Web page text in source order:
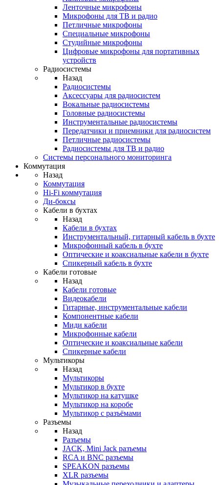
Ленточные микрофоны
Микрофоны для ТВ и радио
Петличные микрофоны
Специальные микрофоны
Студийные микрофоны
Цифровые микрофоны для портативных
устройств
Радиосистемы
Назад
Радиосистемы
Аксессуары для радиосистем
Вокальные радиосистемы
Головные радиосистемы
Инструментальные радиосистемы
Передатчики и приемники для радиосистем
Петличные радиосистемы
Радиосистемы для ТВ и радио
Системы персонального мониторинга
Коммутация
Назад
Коммутация
Hi-Fi коммутация
Ди-боксы
Кабели в бухтах
Назад
Кабели в бухтах
Инструментальный, гитарный кабель в бухте
Микрофонный кабель в бухте
Оптические и коаксиальные кабели в бухте
Спикерный кабель в бухте
Кабели готовые
Назад
Кабели готовые
Видеокабели
Гитарные, инструментальные кабели
Компонентные кабели
Миди кабели
Микрофонные кабели
Оптические и коаксиальные кабели
Спикерные кабели
Мультикоры
Назад
Мультикоры
Мультикор в бухте
Мультикор на катушке
Мультикор на коробе
Мультикор с разъёмами
Разъемы
Назад
Разъемы
JACK, Mini Jack разъемы
RCA и BNC разъемы
SPEAKON разъемы
XLR разъемы